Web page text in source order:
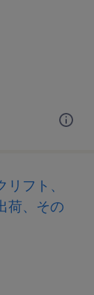
フト、
荷、その